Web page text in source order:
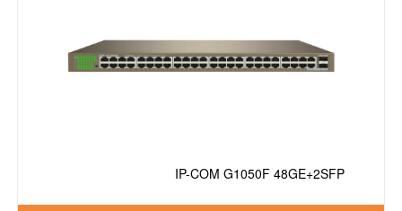
IP-COM G1050F 48GE+2SFP